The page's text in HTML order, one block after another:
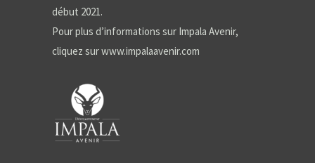
début 2021.
Pour plus d’informations sur Impala Avenir,
cliquez surwww.impalaavenir.com